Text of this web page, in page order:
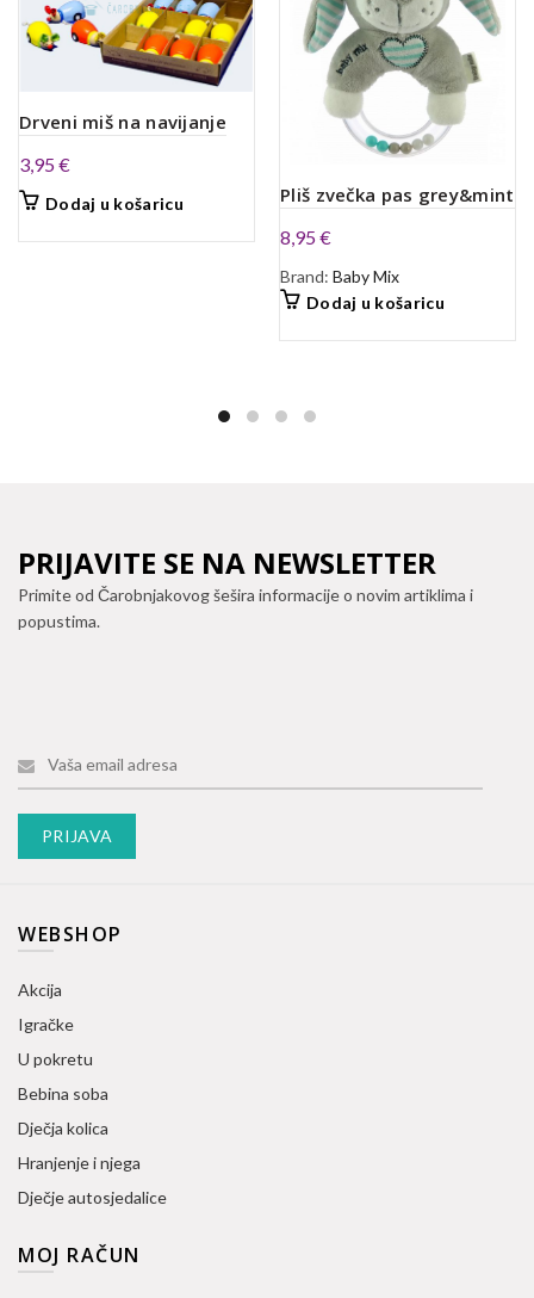
Drveni miš na navijanje
3,95€
Dodaj u košaricu Pliš zvečka pas grey&mint
8,95€
Brand: Baby Mix
Dodaj u košaricu
PRIJAVITE SE NA NEWSLETTER
Primite od Čarobnjakovog šešira informacije o novim artiklima i
popustima.
WEBSHOP
Akcija
Igračke
U pokretu
Bebina soba
Dječja kolica
Hranjenje i njega
Dječje autosjedalice
MOJ RAČUN